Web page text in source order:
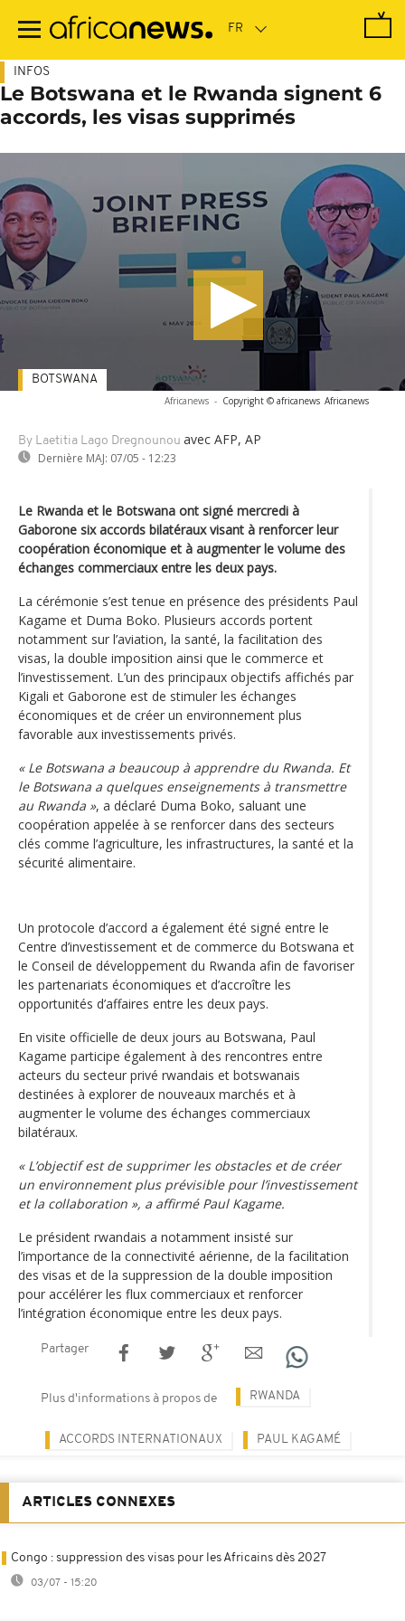
contenu
INFOS
Le Botswana et le Rwanda signent 6
accords, les visas supprimés
Africanews - Copyright © africanews Africanews
By Laetitia Lago Dregnounou avec AFP, AP
Dernière MAJ: 07/05 - 12:23
BOTSWANA
Le Rwanda et le Botswana ont signé mercredi à
Gaborone six accords bilatéraux visant à renforcer leur
coopération économique et à augmenter le volume des
échanges commerciaux entre les deux pays.
La cérémonie s’est tenue en présence des présidents Paul
Kagame et Duma Boko. Plusieurs accords portent
notamment sur l’aviation, la santé, la facilitation des
visas, la double imposition ainsi que le commerce et
l’investissement. L’un des principaux objectifs affichés par
Kigali et Gaborone est de stimuler les échanges
économiques et de créer un environnement plus
favorable aux investissements privés.
« Le Botswana a beaucoup à apprendre du Rwanda. Et
le Botswana a quelques enseignements à transmettre
au Rwanda », a déclaré Duma Boko, saluant une
coopération appelée à se renforcer dans des secteurs
clés comme l’agriculture, les infrastructures, la santé et la
sécurité alimentaire.
Un protocole d’accord a également été signé entre le
Centre d’investissement et de commerce du Botswana et
le Conseil de développement du Rwanda afin de favoriser
les partenariats économiques et d’accroître les
opportunités d’affaires entre les deux pays.
En visite officielle de deux jours au Botswana, Paul
Kagame participe également à des rencontres entre
acteurs du secteur privé rwandais et botswanais
destinées à explorer de nouveaux marchés et à
augmenter le volume des échanges commerciaux
bilatéraux.
« L’objectif est de supprimer les obstacles et de créer
un environnement plus prévisible pour l’investissement
et la collaboration », a affirmé Paul Kagame.
Le président rwandais a notamment insisté sur
l’importance de la connectivité aérienne, de la facilitation
des visas et de la suppression de la double imposition
pour accélérer les flux commerciaux et renforcer
l’intégration économique entre les deux pays.
Partager
Plus d'informations à propos de RWANDA
ACCORDS INTERNATIONAUX PAUL KAGAMÉ
ARTICLES CONNEXES
Congo : suppression des visas pour les Africains dès 2027
03/07 - 15:20